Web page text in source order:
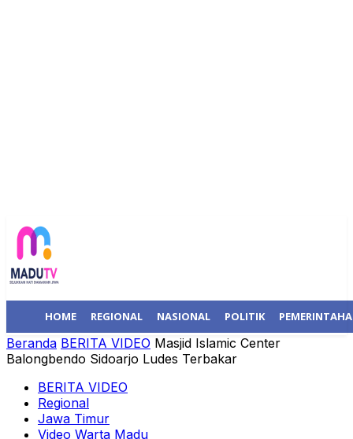
HOME REGIONAL NASIONAL POLITIK
Beranda BERITA VIDEO Masjid Islamic Center
Balongbendo Sidoarjo Ludes Terbakar
BERITA VIDEO
Regional
Jawa Timur
Video Warta Madu